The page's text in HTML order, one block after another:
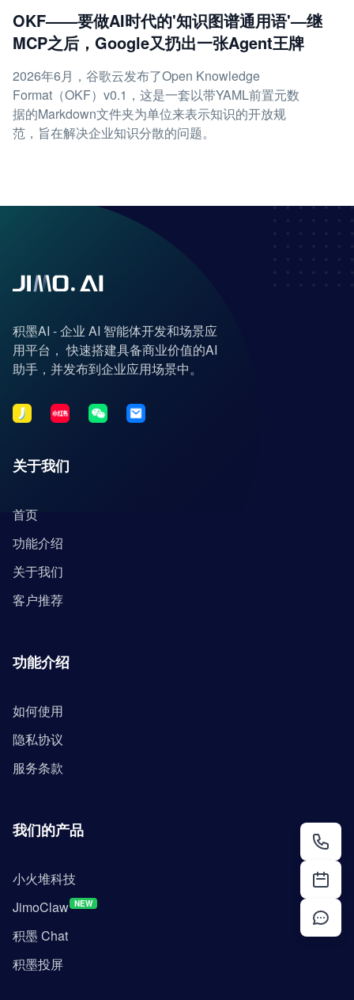
OKF——要做AI时代的'知识图谱通用语'—继
MCP之后，Google又扔出一张Agent王牌
2026年6月，谷歌云发布了Open Knowledge
Format（OKF）v0.1，这是一套以带YAML前置元数
据的Markdown文件夹为单位来表示知识的开放规
范，旨在解决企业知识分散的问题。
积墨AI - 企业 AI 智能体开发和场景应
用平台， 快速搭建具备商业价值的AI
助手，并发布到企业应用场景中。
关于我们
首页
功能介绍
关于我们
客户推荐
功能介绍
如何使用
隐私协议
服务条款
我们的产品
小火堆科技
JimoClaw NEW
积墨 Chat
积墨投屏